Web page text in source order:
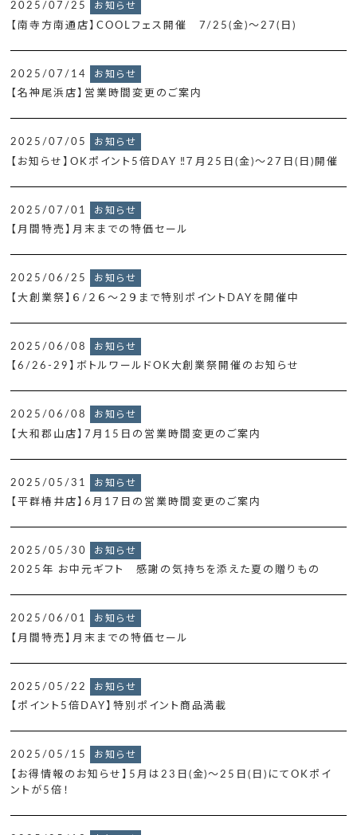
2025/07/25 お知らせ
【南寺方南通店】COOLフェス開催 7/25(金)～27(日)
2025/07/14 お知らせ
【名神尾浜店】営業時間変更のご案内
2025/07/05 お知らせ
【お知らせ】OKポイント5倍DAY ‼７月25日(金)～27日(日)開催
2025/07/01 お知らせ
【月間特売】月末までの特価セール
2025/06/25 お知らせ
【大創業祭】６/２６～２９まで特別ポイントDAYを開催中
2025/06/08 お知らせ
【6/26-29】ボトルワールドOK大創業祭開催のお知らせ
2025/06/08 お知らせ
【大和郡山店】7月15日の営業時間変更のご案内
2025/05/31 お知らせ
【平群椿井店】6月17日の営業時間変更のご案内
2025/05/30 お知らせ
2025年 お中元ギフト 感謝の気持ちを添えた夏の贈りもの
2025/06/01 お知らせ
【月間特売】月末までの特価セール
2025/05/22 お知らせ
【ポイント5倍DAY】特別ポイント商品満載
2025/05/15 お知らせ
【お得情報のお知らせ】5月は23日(金)～25日(日)にてOKポイ
ントが5倍！